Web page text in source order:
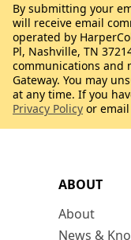
ABOUT
About
News &
By submitting your
will receive email
operated by
Pl, Nashville, TN
communications and
Gateway. You may
at any time. If you
Privacy Policy or